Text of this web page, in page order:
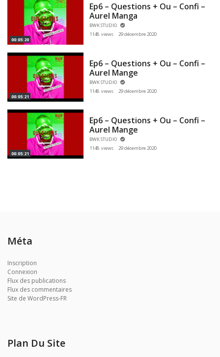
00:05:20
Ep6 – Questions + Ou – Confi –
Aurel Manga
BWK STUDIO
1148 views
29 décembre 2020
00:05:21
Ep6 – Questions + Ou – Confi –
Aurel Mange
BWK STUDIO
1148 views
29 décembre 2020
00:05:21
Ep6 – Questions + Ou – Confi –
Aurel Mange
BWK STUDIO
1148 views
29 décembre 2020
Méta
Inscription
Connexion
Flux des publications
Flux des commentaires
Site de WordPress-FR
Plan Du Site